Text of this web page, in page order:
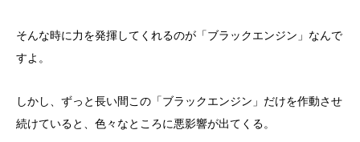
そんな時に力を発揮してくれるのが「ブラックエンジン」なんで
すよ。
しかし、ずっと長い間この「ブラックエンジン」だけを作動させ
続けていると、色々なところに悪影響が出てくる。